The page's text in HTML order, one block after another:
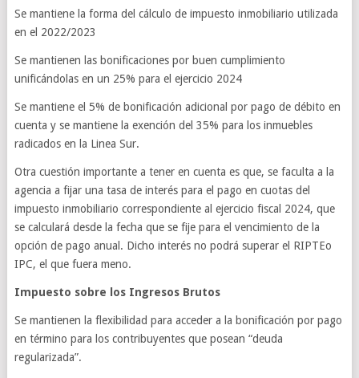
Se mantiene la forma del cálculo de impuesto inmobiliario utilizada
en el 2022/2023
Se mantienen las bonificaciones por buen cumplimiento
unificándolas en un 25% para el ejercicio 2024
Se mantiene el 5% de bonificación adicional por pago de débito en
cuenta y se mantiene la exención del 35% para los inmuebles
radicados en la Linea Sur.
Otra cuestión importante a tener en cuenta es que, se faculta a la
agencia a fijar una tasa de interés para el pago en cuotas del
impuesto inmobiliario correspondiente al ejercicio fiscal 2024, que
se calculará desde la fecha que se fije para el vencimiento de la
opción de pago anual. Dicho interés no podrá superar el RIPTEo
IPC, el que fuera meno.
Impuesto sobre los Ingresos Brutos
Se mantienen la flexibilidad para acceder a la bonificación por pago
en término para los contribuyentes que posean “deuda
regularizada”.